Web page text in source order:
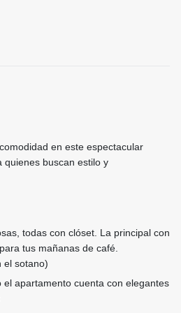
en este espectacular
quienes buscan estilo y
todas con clóset. La principal con
para tus mañanas de café.
el sotano)
el apartamento cuenta con elegantes